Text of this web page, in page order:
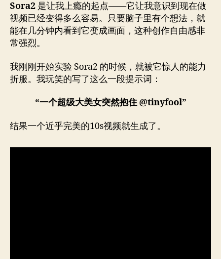
Sora2 是让我上瘾的起点——它让我意识到现在做
视频已经变得多么容易。只要脑子里有个想法，就
能在几分钟内看到它变成画面，这种创作自由感非
常强烈。
我刚刚开始实验 Sora2 的时候，就被它惊人的能力
折服。我玩笑的写了这么一段提示词：
“一个超级大美女突然抱住 @tinyfool”
结果一个近乎完美的10s视频就生成了。